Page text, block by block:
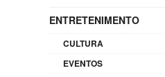
ENTRETENIMENTO
CULTURA
EVENTOS